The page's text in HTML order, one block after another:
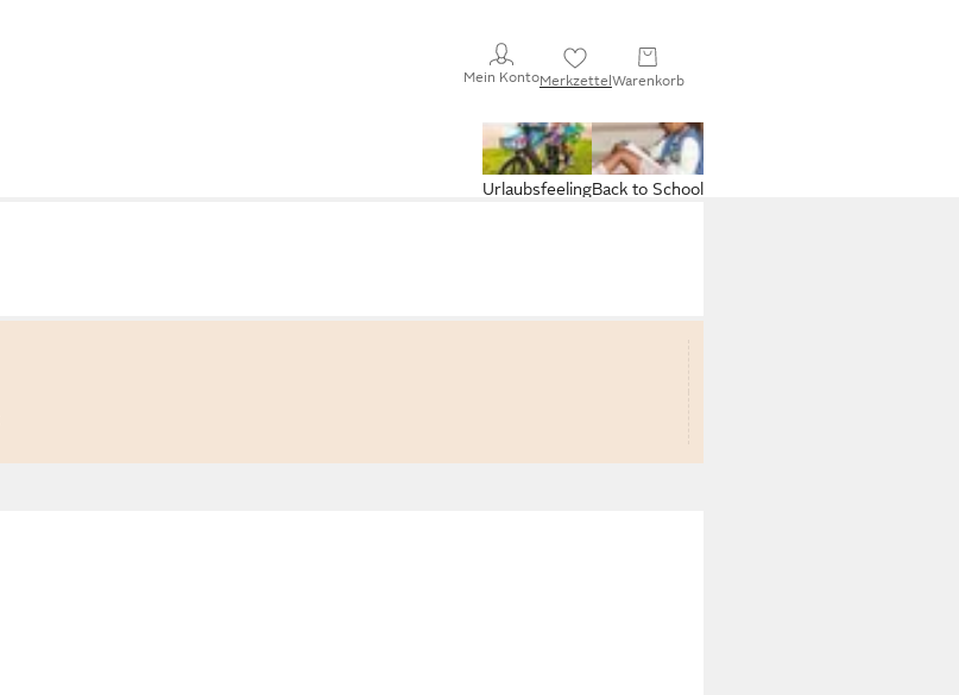
Mein KontoMerkzettelWarenkorb
Back to School
Urlaubsfeeling